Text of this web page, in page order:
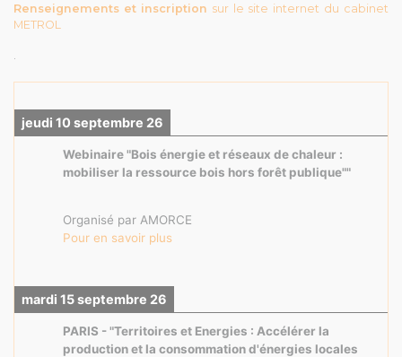
Renseignements et inscription sur le site internet du cabinet
METROL
jeudi 10 septembre 26
Webinaire "Bois énergie et réseaux de chaleur :
mobiliser la ressource bois hors forêt publique""
Organisé par AMORCE
Pour en savoir plus
mardi 15 septembre 26
PARIS - "Territoires et Energies : Accélérer la
production et la consommation d'énergies locales